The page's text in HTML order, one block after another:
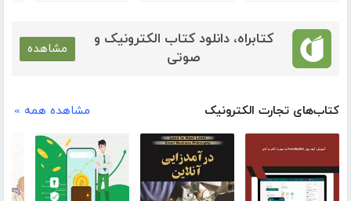
کتابراه، دانلود کتاب الکترونیک و
صوتی
مشاهده
کتاب‌های تجارت الکترونیک مشاهده همه »